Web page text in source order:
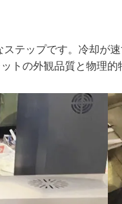
テップです。冷却が
トの外観品質と物理的